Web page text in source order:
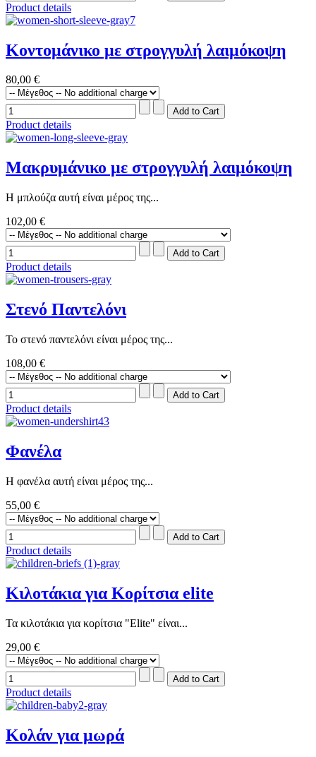
Product details
Κοντομάνικο με στρογγυλή λαιμόκοψη
80,00 €
Product details
Μακρυμάνικο με στρογγυλή λαιμόκοψη
Η μπλούζα αυτή είναι μέρος της...
102,00 €
Product details
Στενό Παντελόνι
Το στενό παντελόνι είναι μέρος της...
108,00 €
Product details
Φανέλα
Η φανέλα αυτή είναι μέρος της...
55,00 €
Product details
Κιλοτάκια για Κορίτσια elite
Τα κιλοτάκια για κορίτσια "Elite" είναι...
29,00 €
Product details
Κολάν για μωρά